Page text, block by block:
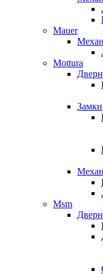
Mauer
Mottura
Замки
Msm